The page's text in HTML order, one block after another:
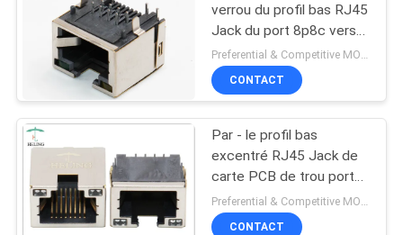
DEMANDEZ
CITATION
PLAN
DU
SITE
verrou du profil bas RJ45
Jack du port 8p8c vers
le haut de THT R/90
degrés
Preferential & Competitive MOQ:3000
CONTACT
Par - le profil bas
excentré RJ45 Jack de
carte PCB de trou port
simple protégé pour
l'Ethernet
Preferential & Competitive MOQ:1000
CONTACT